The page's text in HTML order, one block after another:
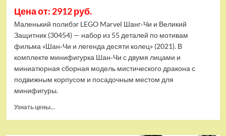
Цена от: 2912 руб.
Маленький полибэг LEGO Marvel Шанг‑Чи и Великий
Защитник (30454) — набор из 55 деталей по мотивам
фильма «Шан‑Чи и легенда десяти колец» (2021). В
комплекте минифигурка Шан‑Чи с двумя лицами и
миниатюрная сборная модель мистического дракона с
подвижным корпусом и посадочным местом для
минифигуры.
Узнать цены...
(EU)